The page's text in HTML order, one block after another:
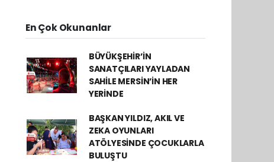
En Çok Okunanlar
BÜYÜKŞEHİR’İN
SANATÇILARI YAYLADAN
SAHİLE MERSİN’İN HER
YERİNDE
BAŞKAN YILDIZ, AKIL VE
ZEKA OYUNLARI
ATÖLYESİNDE ÇOCUKLARLA
BULUŞTU